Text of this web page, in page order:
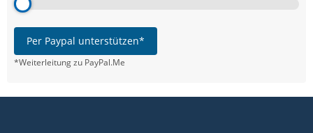
Per Paypal unterstützen*
*Weiterleitung zu PayPal.Me